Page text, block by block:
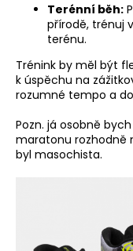
Terénní běh:
přírodě, trénuj
terénu.
Trénink by měl být
k úspěchu na
rozumné tempo a
Pozn. já osobně
maratonu rozhodně
byl masochista.